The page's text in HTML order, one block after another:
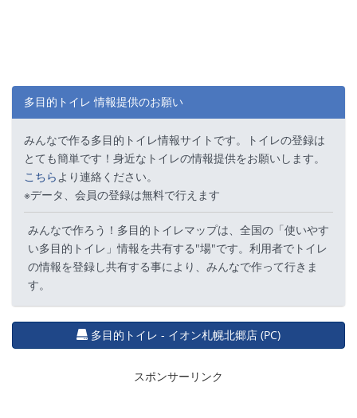
多目的トイレ 情報提供のお願い
みんなで作る多目的トイレ情報サイトです。トイレの登録は
とても簡単です！身近なトイレの情報提供をお願いします。
こちらより連絡ください。
※データ、会員の登録は無料で行えます
みんなで作ろう！多目的トイレマップは、全国の「使いやす
い多目的トイレ」情報を共有する"場"です。利用者でトイレ
の情報を登録し共有する事により、みんなで作って行きま
す。
多目的トイレ - イオン札幌北郷店 (PC)
スポンサーリンク